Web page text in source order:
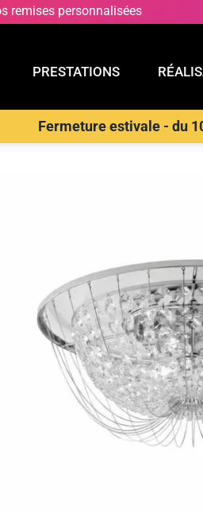
remises personnalisées
PRESTATIONS
Fermeture estivale - du
PRESTATIONS
Plafonnier>Plafonnier VIENNA à